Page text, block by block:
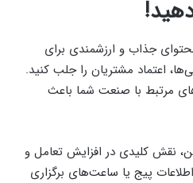
محتوای جذاب و ارزشمندی برای
اعتماد مشتریان را جلب کنید.
مرتبط با صنعت شما باعث
نقش کلیدی در افزایش تعامل و
پیج یا ساعت‌های برگزاری